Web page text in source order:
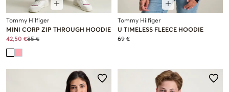
Tommy Hilfiger
MINI CORP ZIP THROUGH HOODIE
42,50 €85 €
Tommy Hilfiger
U TIMELESS FLEECE HOODIE
69 €